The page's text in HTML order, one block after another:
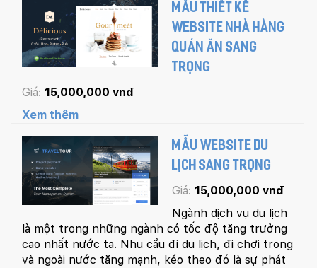
MẪU THIẾT KẾ
WEBSITE NHÀ HÀNG
QUÁN ĂN SANG
TRỌNG
Giá: 15,000,000 vnđ
Xem thêm
MẪU WEBSITE DU
LỊCH SANG TRỌNG
Giá: 15,000,000 vnđ
Ngành dịch vụ du lịch
là một trong những ngành có tốc độ tăng trưởng
cao nhất nước ta. Nhu cầu đi du lịch, đi chơi trong
và ngoài nước tăng mạnh, kéo theo đó là sự phát